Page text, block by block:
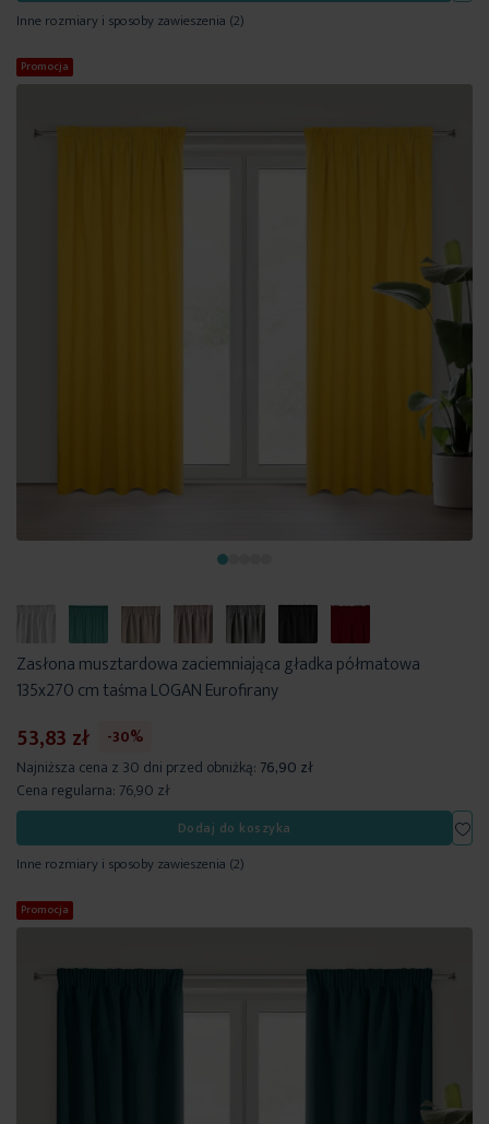
Inne rozmiary i sposoby zawieszenia (2)
Promocja
Zasłona musztardowa zaciemniająca gładka półmatowa
135x270 cm taśma LOGAN Eurofirany
53,83 zł
-30%
Najniższa cena z 30 dni przed obniżką: 76,90 zł
Cena regularna: 76,90 zł
Dodaj do koszyka
Inne rozmiary i sposoby zawieszenia (2)
Promocja